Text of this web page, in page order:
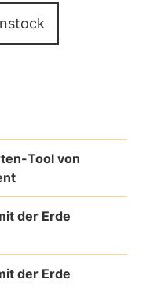
Tool von
der Erde
der Erde